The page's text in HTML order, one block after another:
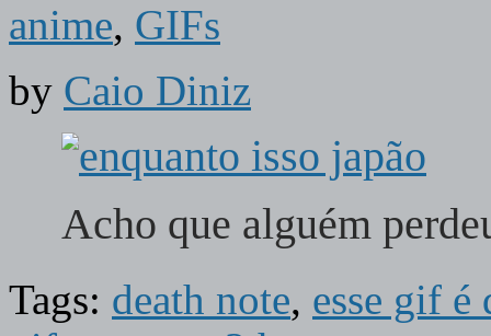
anime, GIFs
by Caio Diniz
Acho que alguém
Tags: death note, esse gif é